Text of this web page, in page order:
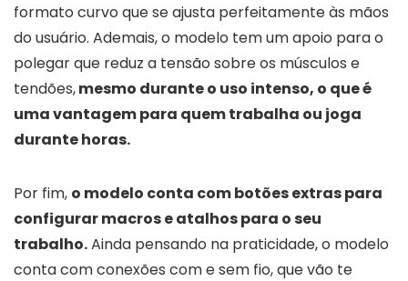
formato curvo que se ajusta perfeitamente às mãos
do usuário. Ademais, o modelo tem um apoio para o
polegar que reduz a tensão sobre os músculos e
tendões,mesmo durante o uso intenso, o que é
uma vantagem para quem trabalha ou joga
durante horas.
Por fim, o modelo conta com botões extras para
configurar macros e atalhos para o seu
trabalho.Ainda pensando na praticidade, o modelo
conta com conexões com e sem fio, que vão te